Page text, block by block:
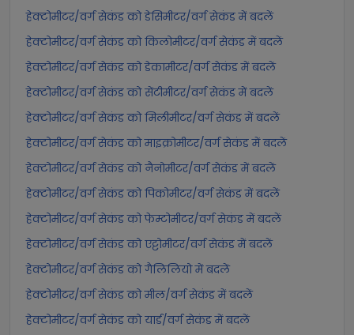
हेक्टोमीटर/वर्ग सेकंड को डेसिमीटर/वर्ग सेकंड में बदलें
हेक्टोमीटर/वर्ग सेकंड को किलोमीटर/वर्ग सेकंड में बदलें
हेक्टोमीटर/वर्ग सेकंड को डेकामीटर/वर्ग सेकंड में बदलें
हेक्टोमीटर/वर्ग सेकंड को सेंटीमीटर/वर्ग सेकंड में बदलें
हेक्टोमीटर/वर्ग सेकंड को मिलीमीटर/वर्ग सेकंड में बदलें
हेक्टोमीटर/वर्ग सेकंड को माइक्रोमीटर/वर्ग सेकंड में बदलें
हेक्टोमीटर/वर्ग सेकंड को नैनोमीटर/वर्ग सेकंड में बदलें
हेक्टोमीटर/वर्ग सेकंड को पिकोमीटर/वर्ग सेकंड में बदलें
हेक्टोमीटर/वर्ग सेकंड को फेम्टोमीटर/वर्ग सेकंड में बदलें
हेक्टोमीटर/वर्ग सेकंड को एट्टोमीटर/वर्ग सेकंड में बदलें
हेक्टोमीटर/वर्ग सेकंड को गैलिलियो में बदलें
हेक्टोमीटर/वर्ग सेकंड को मील/वर्ग सेकंड में बदलें
हेक्टोमीटर/वर्ग सेकंड को यार्ड/वर्ग सेकंड में बदलें